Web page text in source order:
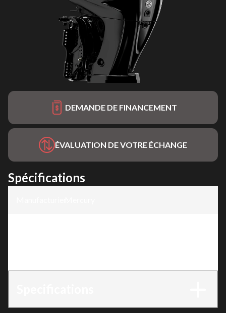
DEMANDE DE FINANCEMENT
ÉVALUATION DE VOTRE ÉCHANGE
Spécifications